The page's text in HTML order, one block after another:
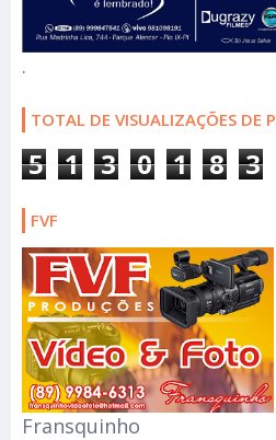
.
TOTAL DE VISUALIZAÇÕES DE
5 1 3 0 1 8 3
FVF
Fransquinho